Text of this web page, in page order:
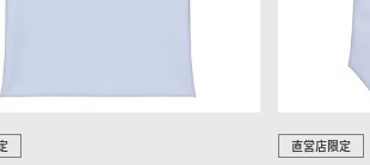
直営店限定